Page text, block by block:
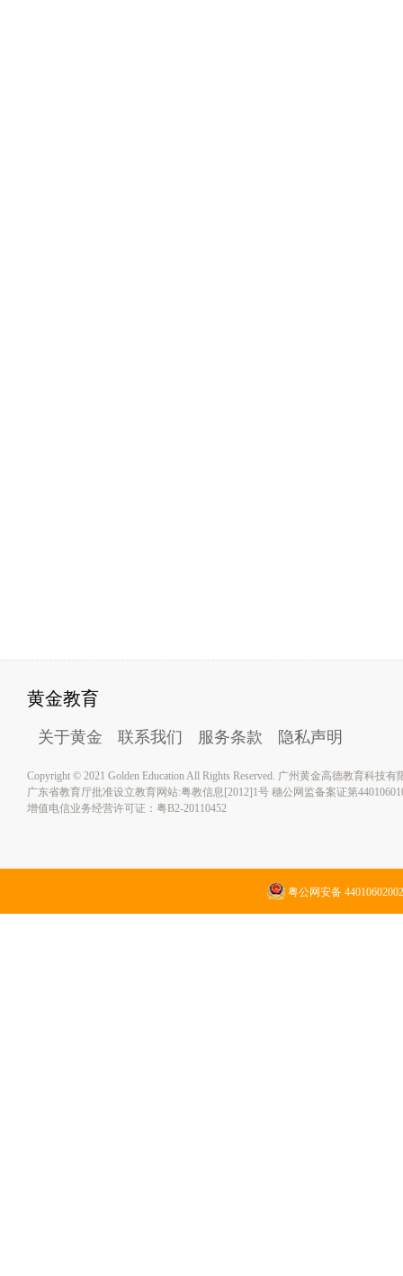
黄金教育
关于黄金 联系我们 服务条款 隐私声明
Copyright © 2021 Golden Education All Rights Reserved. 广州黄金高德教育科技有
广东省教育厅批准设立教育网站:粤教信息[2012]1号 穗公网监备案证第
增值电信业务经营许可证：粤B2-20110452
粤公网安备